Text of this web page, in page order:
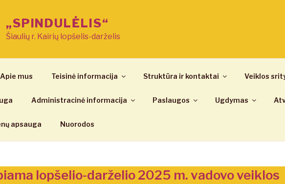
„SPINDULĖLIS“
Šiaulių r. Kairių lopšelis-darželis
Apie mus Teisinė informacija Struktūra ir kontaktai Veiklos
Administracinė informacija Paslaugos Ugdymas
apsauga Nuorodos
lopšelio-darželio 2025 m. vadovo veiklos